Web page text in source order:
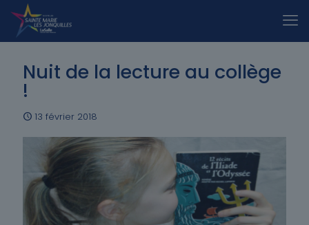
Nuit de la lecture au collège
!
13 février 2018